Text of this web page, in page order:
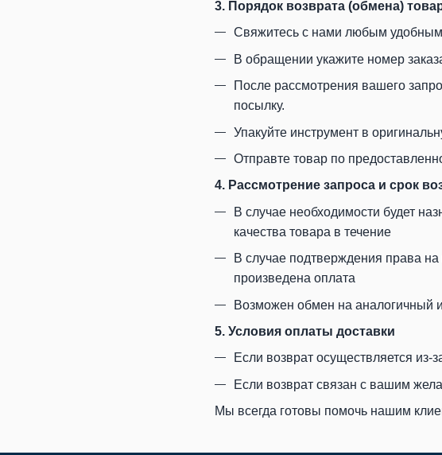
3. Порядок возврата (обмена)
Свяжитесь с нами любым
В обращении укажите номер
После рассмотрения вашего
посылку.
Упакуйте инструмент в
Отправте товар по
4. Рассмотрение запроса и срок
В случае необходимости будет
качества товара в течение
В случае подтверждения права
произведена оплата
Возможен обмен на аналогичный
5. Условия оплаты доставки
Если возврат осуществляется из-
Если возврат связан с вашим
Мы всегда готовы помочь нашим